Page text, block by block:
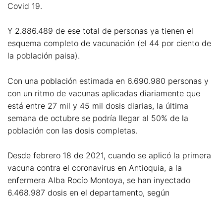
Covid 19.
Y 2.886.489 de ese total de personas ya tienen el
esquema completo de vacunación (el 44 por ciento de
la población paisa).
Con una población estimada en 6.690.980 personas y
con un ritmo de vacunas aplicadas diariamente que
está entre 27 mil y 45 mil dosis diarias, la última
semana de octubre se podría llegar al 50% de la
población con las dosis completas.
Desde febrero 18 de 2021, cuando se aplicó la primera
vacuna contra el coronavirus en Antioquia, a la
enfermera Alba Rocío Montoya, se han inyectado
6.468.987 dosis en el departamento, según